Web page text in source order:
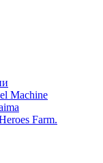
Machine
Farm.